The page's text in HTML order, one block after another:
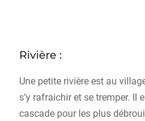
Rivière :
Une petite rivière est au
s’y rafraichir et se tremper. Il
cascade pour les plus